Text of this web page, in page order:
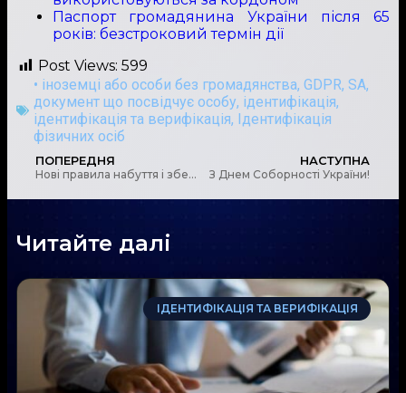
Паспорт громадянина України після 65
років: безстроковий термін дії
Post Views: 599
• іноземці або особи без громадянства, GDPR, SA,
документ що посвідчує особу, ідентифікація,
ідентифікація та верифікація, Ідентифікація
фізичних осіб
ПОПЕРЕДНЯ
Нові правила набуття і збереження громадянства України та роз’яснення умов в’їзду для іноземців
НАСТУПНА
З Днем Соборності України!
Читайте далі
ІДЕНТИФІКАЦІЯ ТА ВЕРИФІКАЦІЯ